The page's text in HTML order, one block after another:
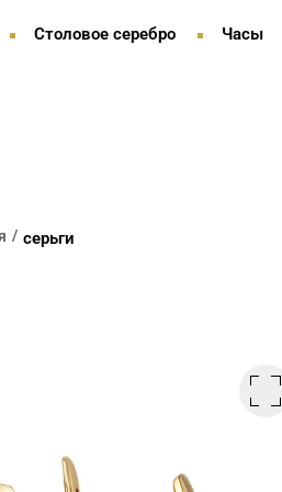
Столовое серебро Часы
серьги